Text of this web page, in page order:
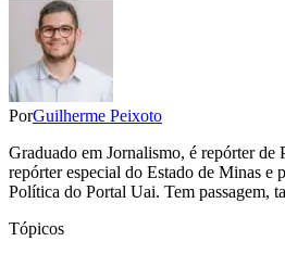
PorGuilherme Peixoto
Graduado em Jornalismo, é repórter
repórter especial do Estado de Minas e
Política do Portal Uai. Tem passagem,
Tópicos